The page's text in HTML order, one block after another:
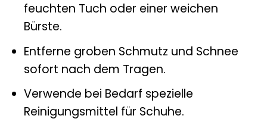
feuchten Tuch oder einer weichen
Bürste.
Entferne groben Schmutz und Schnee
sofort nach dem Tragen.
Verwende bei Bedarf spezielle
Reinigungsmittel für Schuhe.